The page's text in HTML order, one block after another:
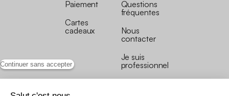
Continuer sans accepter
Paiement
Cartes
cadeaux
Questions
fréquentes
Nous
contacter
Je suis
professionnel